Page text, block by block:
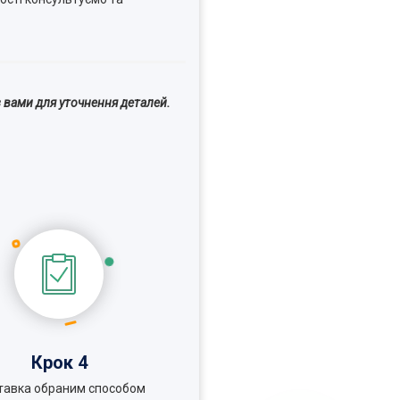
для уточнення деталей.
Крок 4
обраним способом